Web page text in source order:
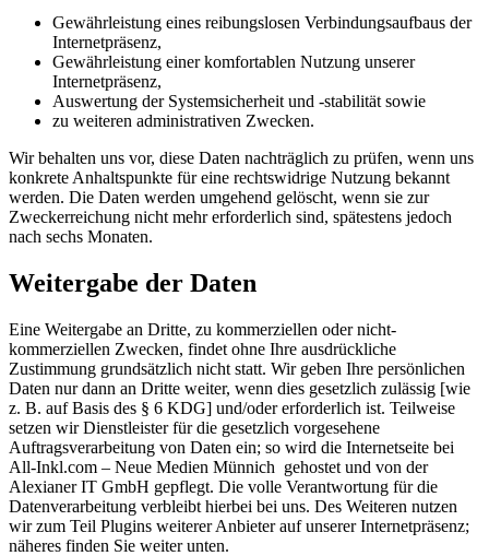
Gewährleistung eines reibungslosen Verbindungsaufbaus der
Internetpräsenz,
Gewährleistung einer komfortablen Nutzung unserer
Internetpräsenz,
Auswertung der Systemsicherheit und -stabilität sowie
zu weiteren administrativen Zwecken.
Wir behalten uns vor, diese Daten nachträglich zu prüfen, wenn uns
konkrete Anhaltspunkte für eine rechtswidrige Nutzung bekannt
werden. Die Daten werden umgehend gelöscht, wenn sie zur
Zweckerreichung nicht mehr erforderlich sind, spätestens jedoch
nach sechs Monaten.
Weitergabe der Daten
Eine Weitergabe an Dritte, zu kommerziellen oder nicht-
kommerziellen Zwecken, findet ohne Ihre ausdrückliche
Zustimmung grundsätzlich nicht statt. Wir geben Ihre persönlichen
Daten nur dann an Dritte weiter, wenn dies gesetzlich zulässig [wie
z. B. auf Basis des § 6 KDG] und/oder erforderlich ist. Teilweise
setzen wir Dienstleister für die gesetzlich vorgesehene
Auftragsverarbeitung von Daten ein; so wird die Internetseite bei
All-Inkl.com – Neue Medien Münnich gehostet und von der
Alexianer IT GmbH gepflegt. Die volle Verantwortung für die
Datenverarbeitung verbleibt hierbei bei uns. Des Weiteren nutzen
wir zum Teil Plugins weiterer Anbieter auf unserer Internetpräsenz;
näheres finden Sie weiter unten.